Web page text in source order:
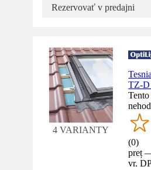
Rezervovať v predajni
4 VARIANTY
TZ-D
(0)
preț
vr.